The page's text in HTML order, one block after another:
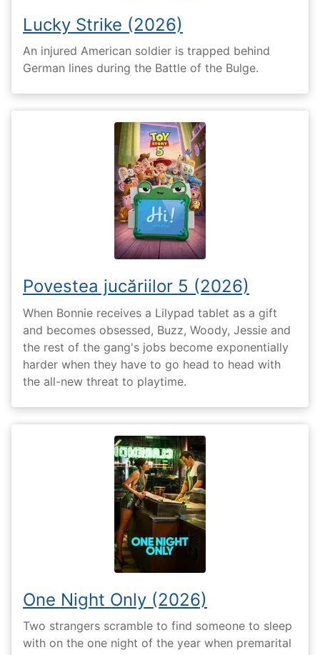
Lucky Strike (2026)
An injured American soldier is trapped behind
German lines during the Battle of the Bulge.
Povestea jucăriilor 5 (2026)
When Bonnie receives a Lilypad tablet as a gift
and becomes obsessed, Buzz, Woody, Jessie and
the rest of the gang's jobs become exponentially
harder when they have to go head to head with
the all-new threat to playtime.
One Night Only (2026)
Two strangers scramble to find someone to sleep
with on the one night of the year when premarital